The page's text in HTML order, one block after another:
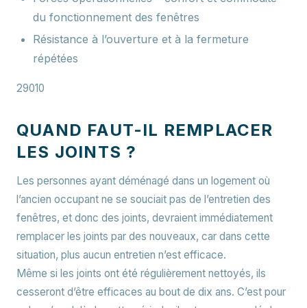
du fonctionnement des fenêtres
Résistance à l’ouverture et à la fermeture
répétées
29010
QUAND FAUT-IL REMPLACER
LES JOINTS ?
Les personnes ayant déménagé dans un logement où
l’ancien occupant ne se souciait pas de l’entretien des
fenêtres, et donc des joints, devraient immédiatement
remplacer les joints par des nouveaux, car dans cette
situation, plus aucun entretien n’est efficace.
Même si les joints ont été régulièrement nettoyés, ils
cesseront d’être efficaces au bout de dix ans. C’est pour